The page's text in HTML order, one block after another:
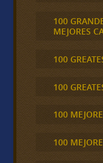
100
MEJORES
100
100
100
100